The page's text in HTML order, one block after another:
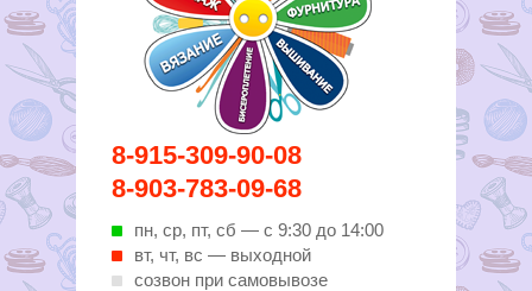
8-915-309-90-08
8-903-783-09-68
пн, ср, пт, cб — с 9:30 до 14:00
вт, чт, вс — выходной
созвон при самовывозе
Вирутозы иглы. Товары для
шитья и рукоделья